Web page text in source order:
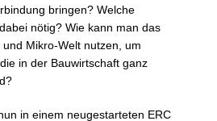
bringen? Welche
nötig? Wie kann man das
Mikro-Welt nutzen, um
in der Bauwirtschaft ganz
in einem neugestarteten ERC